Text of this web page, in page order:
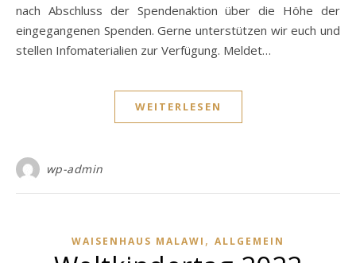
nach Abschluss der Spendenaktion über die Höhe der
eingegangenen Spenden. Gerne unterstützen wir euch und
stellen Infomaterialien zur Verfügung. Meldet…
WEITERLESEN
wp-admin
WAISENHAUS MALAWI , ALLGEMEIN